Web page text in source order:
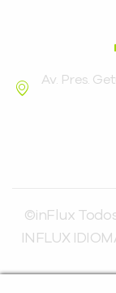
Av. Pres.
©inFlux
INFLUX